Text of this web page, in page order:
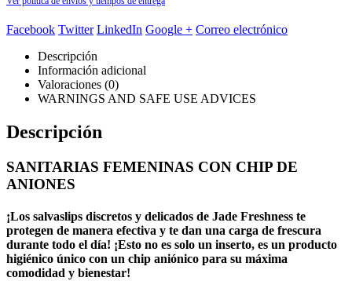
Facebook Twitter LinkedIn Google + Correo electrónico
Descripción
Información adicional
Valoraciones (0)
WARNINGS AND SAFE USE ADVICES
Descripción
SANITARIAS FEMENINAS CON CHIP DE
ANIONES
¡Los salvaslips discretos y delicados de Jade Freshness te
protegen de manera efectiva y te dan una carga de frescura
durante todo el día! ¡Esto no es solo un inserto, es un producto
higiénico único con un chip aniónico para su máxima
comodidad y bienestar!